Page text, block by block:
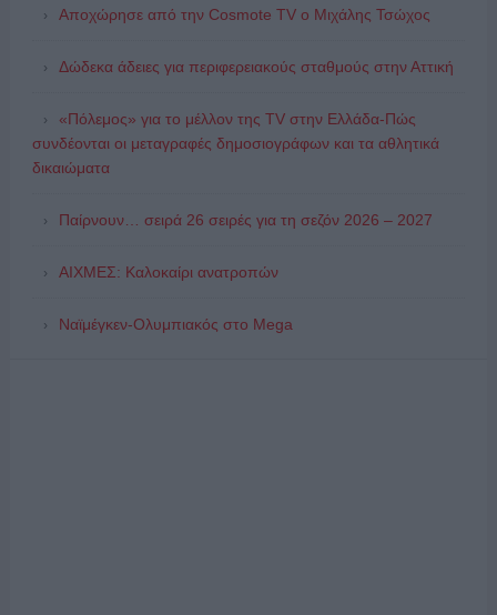
Αποχώρησε από την Cosmote TV o Μιχάλης Τσώχος
Δώδεκα άδειες για περιφερειακούς σταθμούς στην Αττική
«Πόλεμος» για το μέλλον της TV στην Ελλάδα-Πώς
συνδέονται οι μεταγραφές δημοσιογράφων και τα αθλητικά
δικαιώματα
Παίρνουν… σειρά 26 σειρές για τη σεζόν 2026 – 2027
ΑΙΧΜΕΣ: Καλοκαίρι ανατροπών
Ναϊμέγκεν-Ολυμπιακός στο Mega